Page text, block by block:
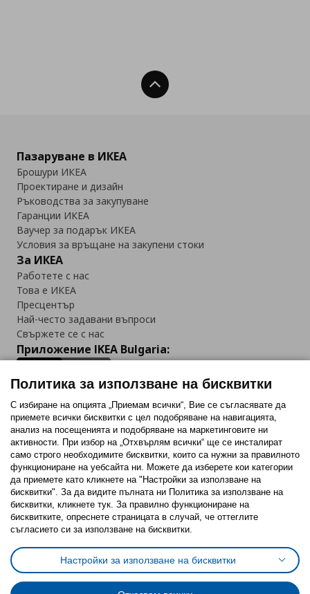
Нагоре
Пазаруване в ИКЕА
Брошури ИКЕА
Проектиране и дизайн
Ръководства за закупуване
Гаранции ИКЕА
Ваучер за подарък ИКЕА
Условия за връщане на закупени стоки
За ИКЕА
Работете с нас
Това е ИКЕА
Пресцентър
Най-често задавани въпроси
Свържете се с нас
Приложение IKEA Bulgaria:
Последвайте ни:
FacebookTwitterYoutubePinterestInstagram
Политика за използване на бисквитки (Cookies)
Избор на настройки за използване на бисквитки
Условия за ползване на ikea.bgОбща политика за личните данни
Политика за защита на личните данни на ikea.bg
Общи условия на програма IKEA Family
Политика за използване на бисквитки
С избиране на опцията „Приемам всички“, Вие се съгласявате да
приемете всички бисквитки с цел подобряване на навигацията,
анализ на посещенията и подобряване на маркетинговите ни
активности. При избор на „Отхвърлям всички“ ще се инсталират
само строго необходимитe бисквитки, които са нужни за правилното
функциониране на уебсайта ни. Можете да изберете кои категории
да приемете като кликнете на "Настройки за използване на
бисквитки". За да видите пълната ни Политика за използване на
бисквитки, кликнете тук. За правилно функциониране на
бисквитките, опреснете страницата в случай, че оттеглите
съгласието си за използване на бисквитки.
Настройки за използване на бисквитки